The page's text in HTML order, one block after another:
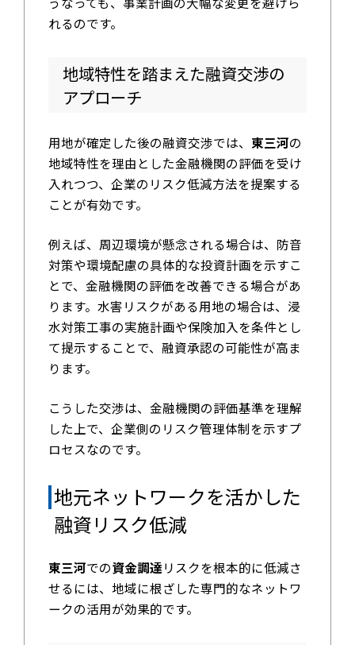
れるのです。
地域特性を踏まえた融資交渉の
アプローチ
用地が確定した後の融資交渉では、 東三河の
地域特性を理由とした金融機関の評価を受け
入れつつ、企業のリスク低減方法を提案する
ことが有効です。
例えば、周辺環境が懸念される場合は、防音
対策や環境配慮の具体的な投資計画を示すこ
とで、金融機関の評価を改善できる場合があ
ります。水害リスクがある用地の場合は、浸
水対策工事の実施計画や保険加入を条件とし
て提示することで、融資承認の可能性が高ま
ります。
こうした交渉は、金融機関の評価基準を理解
した上で、企業側のリスク管理体制を示すプ
ロセスなのです。
地元ネットワークを活かした
融資リスク低減
東三河での資金調達リスクを根本的に低減さ
せるには、地域に根ざした専門的なネットワ
ークの活用が効果的です。